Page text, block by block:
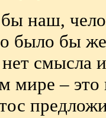
наш,
было бы
смысла
мире – это